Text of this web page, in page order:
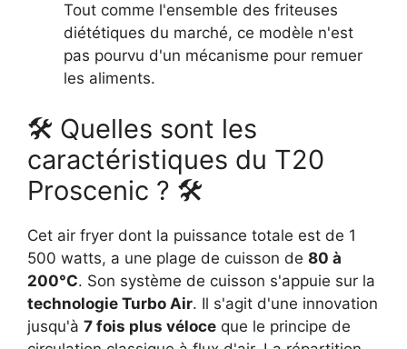
Tout comme l'ensemble des friteuses
diététiques du marché, ce modèle n'est
pas pourvu d'un mécanisme pour remuer
les aliments.
🛠 Quelles sont les
caractéristiques du T20
Proscenic ? 🛠
Cet air fryer dont la puissance totale est de 1
500 watts, a une plage de cuisson de 80 à
200°C. Son système de cuisson s'appuie sur la
technologie Turbo Air. Il s'agit d'une innovation
jusqu'à 7 fois plus véloce que le principe de